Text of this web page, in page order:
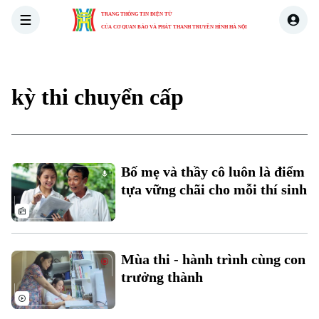
TRANG THÔNG TIN ĐIỆN TỬ
CỦA CƠ QUAN BÁO VÀ PHÁT THANH TRUYỀN HÌNH HÀ NỘI
Chuyên mục
Hà Nội
Chính trị
Hà Nội
Nhịp sống Hà Nội
Thế giới
kỳ thi chuyển cấp
Bố mẹ và thầy cô luôn là điểm
tựa vững chãi cho mỗi thí sinh
Mùa thi - hành trình cùng con
trưởng thành